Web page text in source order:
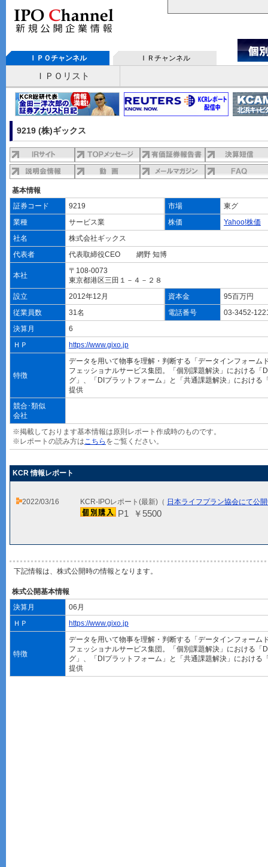
ＩＰＯチャンネル ＩＲチャンネル
ＩＰＯリスト
9219 (株)ギックス
基本情報
証券コード
9219 市場
東グ
業種
サービス業 株価
Yahoo!株価
社名
株式会社ギックス
代表者
代表取締役CEO 網野 知博
本社
〒108-0073
東京都港区三田１－４－２８
設立
2012年12月 資本金
95百万円
従業員数
31名 電話番号
03-3452-
決算月
6
ＨＰ
https://www.gixo.jp
特徴
データを用いて物事を理解・判断する「データインフォーム
フェッショナルサービス集団。「個別課題解決」における「
グ」、「DIプラットフォーム」と「共通課題解決」における
提供
競合･類似
会社
※掲載しております基本情報は原則レポート作成時のものです。
※レポートの読み方はこちら をご覧ください。
KCR 情報レポート
2022/03/16 KCR-IPOレポート(最新)（ 日本ライフプラン協会にて公
P1 ￥5500
下記情報は、株式公開時の情報となります。
株式公開基本情報
決算月
06月
ＨＰ
https://www.gixo.jp
特徴
データを用いて物事を理解・判断する「データインフォーム
フェッショナルサービス集団。「個別課題解決」における「
グ」、「DIプラットフォーム」と「共通課題解決」における
提供